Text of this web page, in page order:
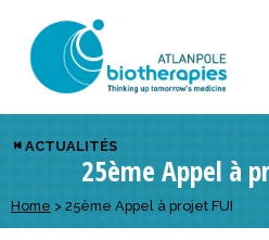
Retour
À propos
Présentation du pôle
Domaines d’excellence
Equipe
Retour
Notre réseau
Membres du pôle
Partenaires
Réseau européen
Retour
Actus, événements, AAP
Actualités
Événements
Appels à projets
Retour
Notre offre
Diversifiez votre réseau
Visez l’international
Développez vos projets d’innovation
Retour
Nous rejoindre
En tant qu’adhérent
En tant que partenaire
Retour
Emploi
Offres d’emploi
Candidatures
ACTUALITÉS
25ème Appel à
Home > 25ème Appel à projet FUI